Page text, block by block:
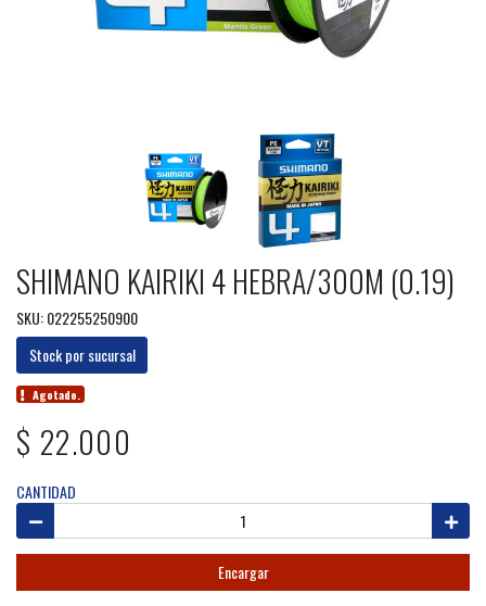
SHIMANO KAIRIKI 4 HEBRA/300M (0.19)
SKU: 022255250900
Stock por sucursal
Agotado.
$ 22.000
CANTIDAD
Encargar